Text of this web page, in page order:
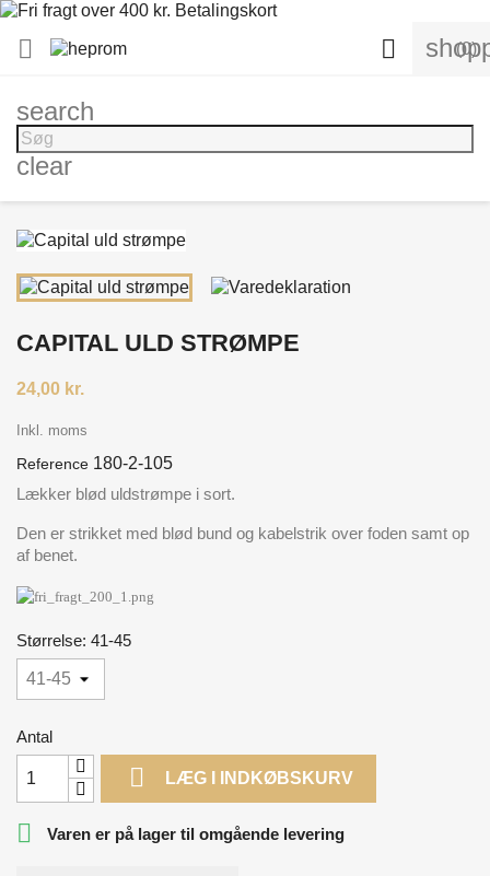
 (0)

search
clear
CAPITAL ULD STRØMPE
24,00 kr.
Inkl. moms
Reference 180-2-105
Lækker blød uldstrømpe i sort.
Den er strikket med blød bund og kabelstrik over foden samt op
af benet.
Størrelse: 41-45
Antal
 LÆG I INDKØBSKURV
 Varen er på lager til omgående levering